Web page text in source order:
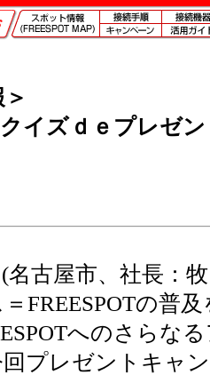
イズｄｅプレゼ
古屋市、社長：
FREESPOTの普
へのさらな
プレゼントキャ